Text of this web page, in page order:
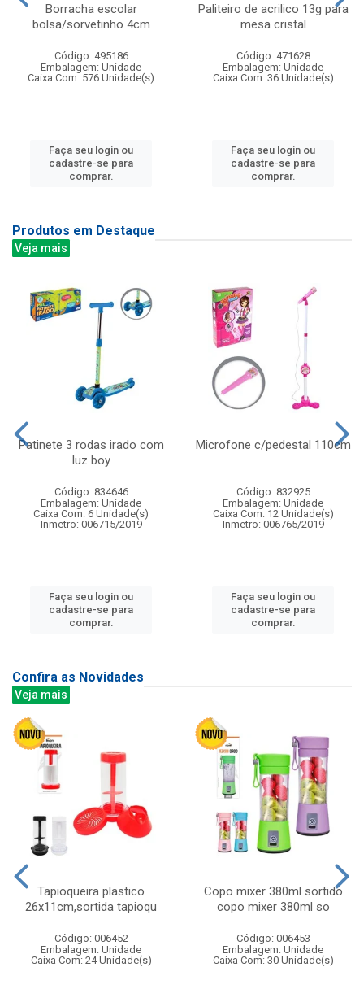
Borracha escolar
bolsa/sorvetinho 4cm
Código: 495186
Embalagem: Unidade
Caixa Com: 576 Unidade(s)
Faça seu login ou
cadastre-se para
comprar.
Paliteiro de acrilico 13g para
mesa cristal
Código: 471628
Embalagem: Unidade
Caixa Com: 36 Unidade(s)
Faça seu login ou
cadastre-se para
comprar.
Produtos em Destaque
Veja mais
Patinete 3 rodas irado com
luz boy
Código: 834646
Embalagem: Unidade
Caixa Com: 6 Unidade(s)
Inmetro: 006715/2019
Faça seu login ou
cadastre-se para
comprar.
Microfone c/pedestal 110cm
Código: 832925
Embalagem: Unidade
Caixa Com: 12 Unidade(s)
Inmetro: 006765/2019
Faça seu login ou
cadastre-se para
comprar.
Confira as Novidades
Veja mais
Tapioqueira plastico
26x11cm,sortida tapioqu
Código: 006452
Embalagem: Unidade
Caixa Com: 24 Unidade(s)
Copo mixer 380ml sortido
copo mixer 380ml so
Código: 006453
Embalagem: Unidade
Caixa Com: 30 Unidade(s)